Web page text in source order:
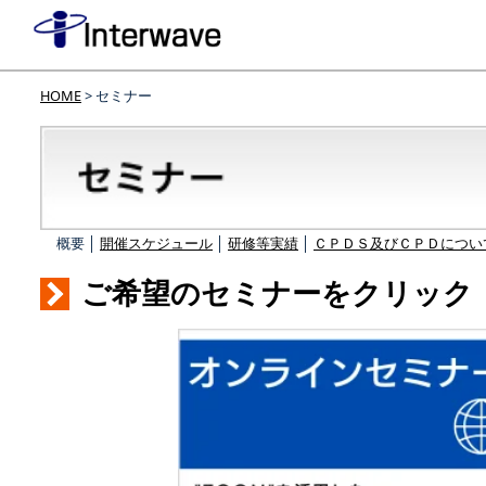
HOME> セミナー
概要 │ 開催スケジュール 研修等実績 ＣＰＤＳ及びＣＰＤにつ
ご希望のセミナーをクリック